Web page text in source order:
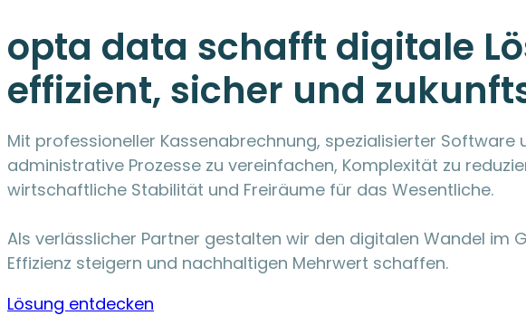
opta data schafft digitale
effizient, sicher und
Mit professioneller Kassenabrechnung, spezialisierter
administrative Prozesse zu vereinfachen, Komplexität zu
wirtschaftliche Stabilität und Freiräume für das Wesentliche.
Als verlässlicher Partner gestalten wir den digitalen Wandel im
Effizienz steigern und nachhaltigen Mehrwert schaffen.
Lösung entdecken